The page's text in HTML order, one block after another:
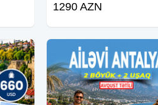
1290 AZN